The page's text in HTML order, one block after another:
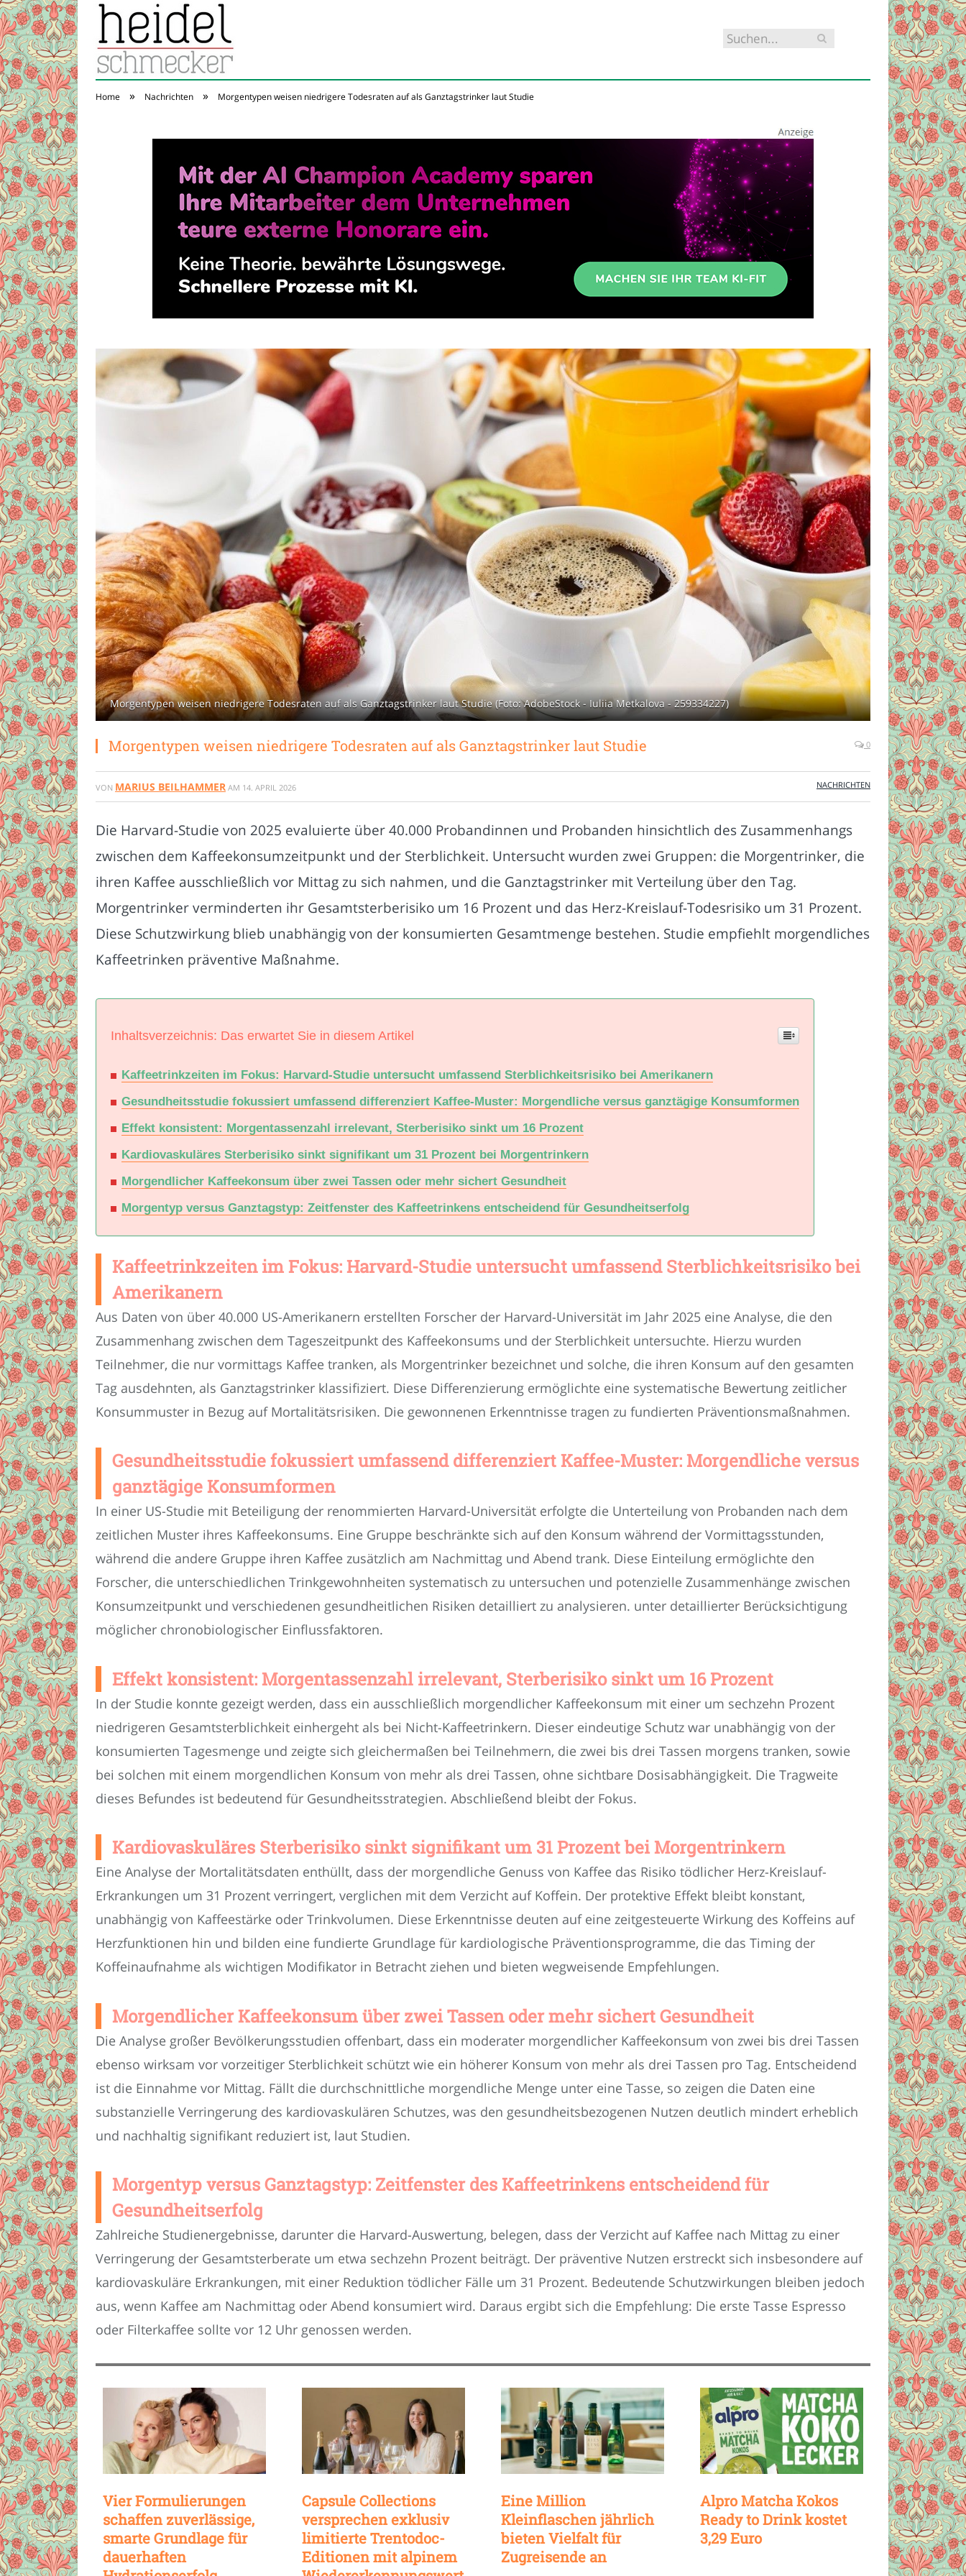
Home » Nachrichten » Morgentypen weisen niedrigere Todesraten auf als Ganztagstrinker laut Studie
Morgentypen weisen niedrigere Todesraten auf als Ganztagstrinker laut Studie (Foto: AdobeStock - Iuliia Metkalova - 259334227)
Morgentypen weisen niedrigere Todesraten auf als Ganztagstrinker laut Studie 0
VON MARIUS BEILHAMMER AM 14. APRIL 2026 NACHRICHTEN
Die Harvard-Studie von 2025 evaluierte über 40.000 Probandinnen und Probanden hinsichtlich des Zusammenhangs
zwischen dem Kaffeekonsumzeitpunkt und der Sterblichkeit. Untersucht wurden zwei Gruppen: die Morgentrinker, die
ihren Kaffee ausschließlich vor Mittag zu sich nahmen, und die Ganztagstrinker mit Verteilung über den Tag.
Morgentrinker verminder­ten ihr Gesamtsterberisiko um 16 Prozent und das Herz-Kreislauf-Todesrisiko um 31 Prozent.
Diese Schutzwirkung blieb unabhängig von der konsumierten Gesamtmenge bestehen. Studie empfiehlt morgendliches
Kaffeetrinken präventive Maßnahme.
Inhaltsverzeichnis: Das erwartet Sie in diesem Artikel
Kaffeetrinkzeiten im Fokus: Harvard-Studie untersucht umfassend Sterblichkeitsrisiko bei Amerikanern
Gesundheitsstudie fokussiert umfassend differenziert Kaffee-Muster: Morgendliche versus ganztägige Konsumformen
Effekt konsistent: Morgentassenzahl irrelevant, Sterberisiko sinkt um 16 Prozent
Kardiovaskuläres Sterberisiko sinkt signifikant um 31 Prozent bei Morgentrinkern
Morgendlicher Kaffeekonsum über zwei Tassen oder mehr sichert Gesundheit
Morgentyp versus Ganztagstyp: Zeitfenster des Kaffeetrinkens entscheidend für Gesundheitserfolg
Kaffeetrinkzeiten im Fokus: Harvard-Studie untersucht umfassend Sterblichkeitsrisiko bei
Amerikanern
Aus Daten von über 40.000 US-Amerikanern erstellten Forscher der Harvard-Universität im Jahr 2025 eine Analyse, die den
Zusammenhang zwischen dem Tageszeitpunkt des Kaffeekonsums und der Sterblichkeit untersuchte. Hierzu wurden
Teilnehmer, die nur vormittags Kaffee tranken, als Morgentrinker bezeichnet und solche, die ihren Konsum auf den gesamten
Tag ausdehnten, als Ganztagstrinker klassifiziert. Diese Differenzierung ermöglichte eine systematische Bewertung zeitlicher
Konsummuster in Bezug auf Mortalitätsrisiken. Die gewonnenen Erkenntnisse tragen zu fundierten Präventionsmaßnahmen.
Gesundheitsstudie fokussiert umfassend differenziert Kaffee-Muster: Morgendliche versus
ganztägige Konsumformen
In einer US-Studie mit Beteiligung der renommierten Harvard-Universität erfolgte die Unterteilung von Probanden nach dem
zeitlichen Muster ihres Kaffeekonsums. Eine Gruppe beschränkte sich auf den Konsum während der Vormittagsstunden,
während die andere Gruppe ihren Kaffee zusätzlich am Nachmittag und Abend trank. Diese Einteilung ermöglichte den
Forscher, die unterschiedlichen Trinkgewohnheiten systematisch zu untersuchen und potenzielle Zusammenhänge zwischen
Konsumzeitpunkt und verschiedenen gesundheitlichen Risiken detailliert zu analysieren. unter detaillierter Berücksichtigung
möglicher chronobiologischer Einflussfaktoren.
Effekt konsistent: Morgentassenzahl irrelevant, Sterberisiko sinkt um 16 Prozent
In der Studie konnte gezeigt werden, dass ein ausschließlich morgendlicher Kaffeekonsum mit einer um sechzehn Prozent
niedrigeren Gesamtsterblichkeit einhergeht als bei Nicht-Kaffeetrinkern. Dieser eindeutige Schutz war unabhängig von der
konsumierten Tagesmenge und zeigte sich gleichermaßen bei Teilnehmern, die zwei bis drei Tassen morgens tranken, sowie
bei solchen mit einem morgendlichen Konsum von mehr als drei Tassen, ohne sichtbare Dosisabhängigkeit. Die Tragweite
dieses Befundes ist bedeutend für Gesundheitsstrategien. Abschließend bleibt der Fokus.
Kardiovaskuläres Sterberisiko sinkt signifikant um 31 Prozent bei Morgentrinkern
Eine Analyse der Mortalitätsdaten enthüllt, dass der morgendliche Genuss von Kaffee das Risiko tödlicher Herz-Kreislauf-
Erkrankungen um 31 Prozent verringert, verglichen mit dem Verzicht auf Koffein. Der protektive Effekt bleibt konstant,
unabhängig von Kaffeestärke oder Trinkvolumen. Diese Erkenntnisse deuten auf eine zeitgesteuerte Wirkung des Koffeins auf
Herzfunktionen hin und bilden eine fundierte Grundlage für kardiologische Präventionsprogramme, die das Timing der
Koffeinaufnahme als wichtigen Modifikator in Betracht ziehen und bieten wegweisende Empfehlungen.
Morgendlicher Kaffeekonsum über zwei Tassen oder mehr sichert Gesundheit
Die Analyse großer Bevölkerungsstudien offenbart, dass ein moderater morgendlicher Kaffeekonsum von zwei bis drei Tassen
ebenso wirksam vor vorzeitiger Sterblichkeit schützt wie ein höherer Konsum von mehr als drei Tassen pro Tag. Entscheidend
ist die Einnahme vor Mittag. Fällt die durchschnittliche morgendliche Menge unter eine Tasse, so zeigen die Daten eine
substanzielle Verringerung des kardiovaskulären Schutzes, was den gesundheitsbezogenen Nutzen deutlich mindert erheblich
und nachhaltig signifikant reduziert ist, laut Studien.
Morgentyp versus Ganztagstyp: Zeitfenster des Kaffeetrinkens entscheidend für
Gesundheitserfolg
Zahlreiche Studienergebnisse, darunter die Harvard-Auswertung, belegen, dass der Verzicht auf Kaffee nach Mittag zu einer
Verringerung der Gesamtsterberate um etwa sechzehn Prozent beiträgt. Der präventive Nutzen erstreckt sich insbesondere auf
kardiovaskuläre Erkrankungen, mit einer Reduktion tödlicher Fälle um 31 Prozent. Bedeutende Schutzwirkungen bleiben jedoch
aus, wenn Kaffee am Nachmittag oder Abend konsumiert wird. Daraus ergibt sich die Empfehlung: Die erste Tasse Espresso
oder Filterkaffee sollte vor 12 Uhr genossen werden.
Vier Formulierungen
schaffen zuverlässige,
smarte Grundlage für
dauerhaften
Capsule Collections
versprechen exklusiv
limitierte Trentodoc-
Editionen mit alpinem
Eine Million
Kleinflaschen jährlich
bieten Vielfalt für
Zugreisende an
Alpro Matcha Kokos
Ready to Drink kostet
3,29 Euro